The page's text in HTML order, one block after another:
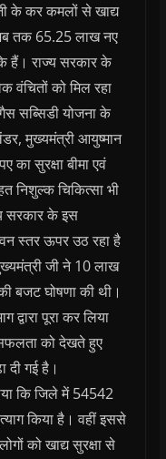
के कर कमलों से खाद्य
अब तक 65.25 लाख नए
हैं। राज्य सरकार के
वंचितों को मिल रहा
सब्सिडी योजना के
मुख्यमंत्री आयुष्मान
का सुरक्षा बीमा एवं
निशुल्क चिकित्सा भी
सरकार के इस
स्तर ऊपर उठ रहा है
जी ने 10 लाख
बजट घोषणा की थी।
द्वारा पूरा कर लिया
को देखते हुए
गई है।
कि जिले में 54542
किया है। वहीं इससे
को खाद्य सुरक्षा से